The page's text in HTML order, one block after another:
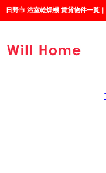
日野市 浴室乾燥機 賃貸物件一覧